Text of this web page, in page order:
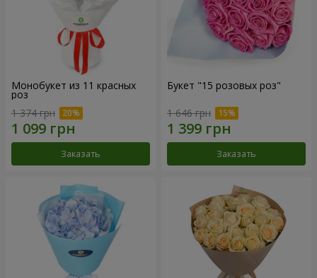
Монобукет из 11 красных
роз
1 374 грн
Заказать
Букет "15 розовых роз"
1 646 грн
Заказать